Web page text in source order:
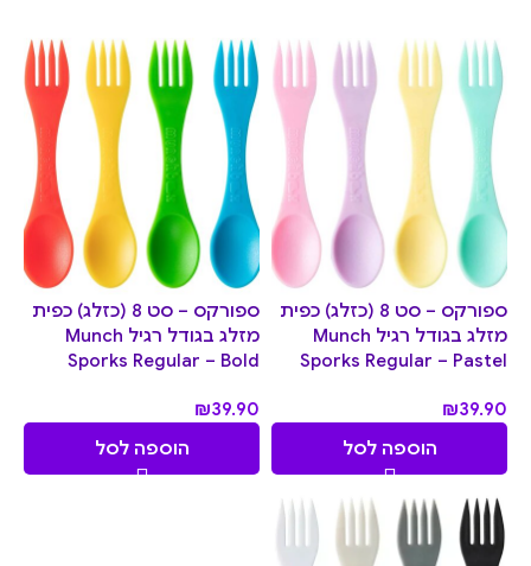
ספורקס – סט 8 (כזלג) כפית
מזלג בגודל רגיל Munch
Sporks Regular – Pastel
₪39.90
הוספה לסל
ספורקס – סט 8 (כזלג) כפית
מזלג בגודל רגיל Munch
Sporks Regular – Bold
₪39.90
הוספה לסל